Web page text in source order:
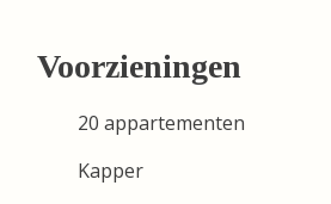
Voorzieningen
20 appartementen
Kapper